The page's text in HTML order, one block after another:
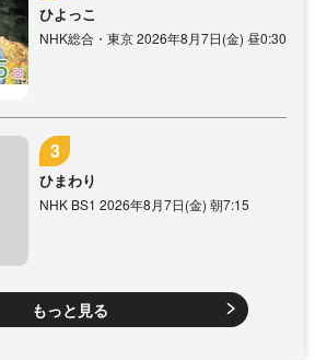
ひよっこ
NHK総合・東京 2026年8月7日(金) 昼0:30
ひまわり
NHK BS1 2026年8月7日(金) 朝7:15
もっと見る